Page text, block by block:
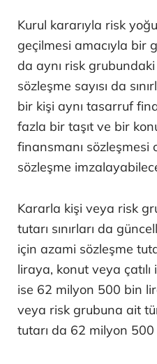
Kurul kararıyla risk
geçilmesi amacıyla bir
da aynı risk
sözleşme sayısı da
bir kişi aynı tasarruf
fazla bir taşıt ve bir
finansmanı sözleşmesi
sözleşme
Kararla kişi veya risk
tutarı sınırları da
için azami sözleşme
liraya, konut veya
ise 62 milyon 500 bin
veya risk grubuna ait
tutarı da 62 milyon 500